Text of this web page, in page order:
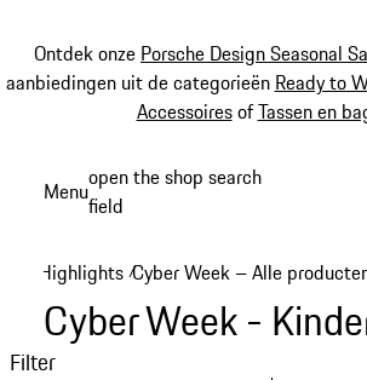
Ontdek onze Porsche Design Seasonal
aanbiedingen uit de categorieën Ready to
AccessoiresofTassen en
Menuopen the shop search
field
Highlights /Cyber Week – Alle
Cyber Week -
Filter